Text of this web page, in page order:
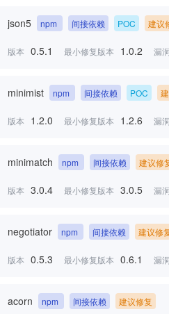
json5 npm 间接依赖 POC 建议
版本 0.5.1 最小修复版本 1.0.2 漏
minimist npm 间接依赖 POC
版本 1.2.0 最小修复版本 1.2.6 漏
minimatch npm 间接依赖 建议修
版本 3.0.4 最小修复版本 3.0.5 漏
negotiator npm 间接依赖 建议修
版本 0.5.3 最小修复版本 0.6.1 漏
acorn npm 间接依赖 建议修复